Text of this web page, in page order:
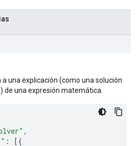
a una explicación (como una solución
de una expresión matemática.
,
: [{